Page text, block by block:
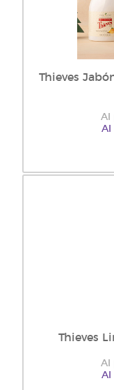
Thieves
Al
Al
Thieves
Al
Al